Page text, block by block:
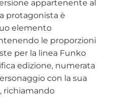
appartenente al
protagonista è
elemento
le proporzioni
per la linea Funko
edizione, numerata
con la sua
richiamando